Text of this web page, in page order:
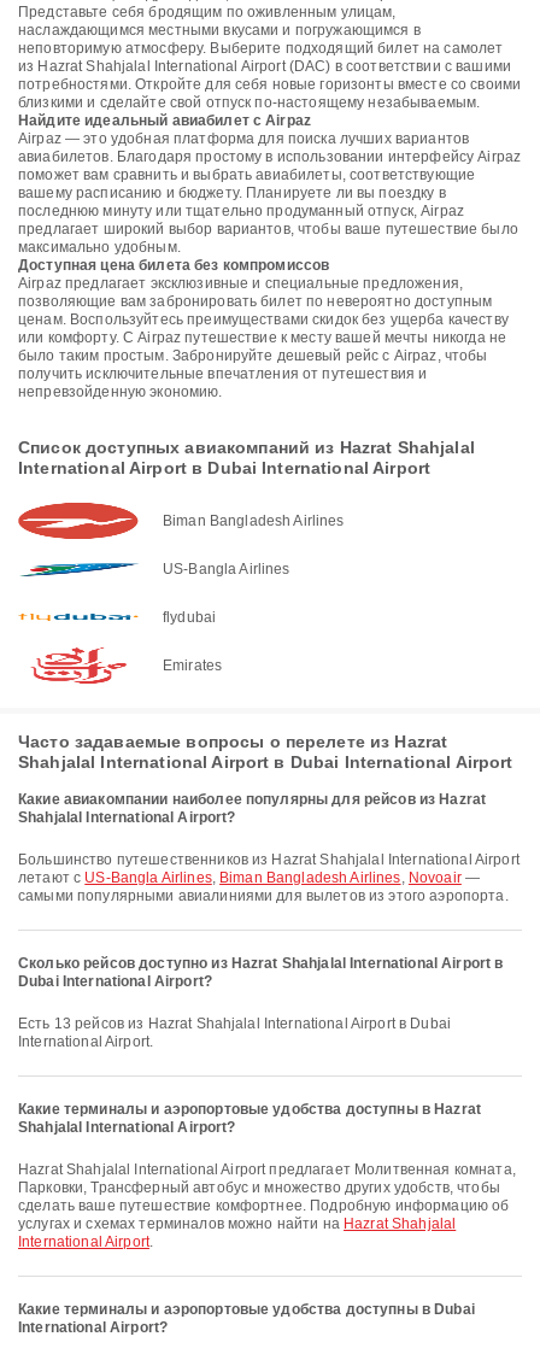
Представьте себя бродящим по оживленным улицам,
наслаждающимся местными вкусами и погружающимся в
неповторимую атмосферу. Выберите подходящий билет на самолет
из Hazrat Shahjalal International Airport (DAC) в соответствии с вашими
потребностями. Откройте для себя новые горизонты вместе со своими
близкими и сделайте свой отпуск по-настоящему незабываемым.
Найдите идеальный авиабилет с Airpaz
Airpaz — это удобная платформа для поиска лучших вариантов
авиабилетов. Благодаря простому в использовании интерфейсу Airpaz
поможет вам сравнить и выбрать авиабилеты, соответствующие
вашему расписанию и бюджету. Планируете ли вы поездку в
последнюю минуту или тщательно продуманный отпуск, Airpaz
предлагает широкий выбор вариантов, чтобы ваше путешествие было
максимально удобным.
Доступная цена билета без компромиссов
Airpaz предлагает эксклюзивные и специальные предложения,
позволяющие вам забронировать билет по невероятно доступным
ценам. Воспользуйтесь преимуществами скидок без ущерба качеству
или комфорту. С Airpaz путешествие к месту вашей мечты никогда не
было таким простым. Забронируйте дешевый рейс с Airpaz, чтобы
получить исключительные впечатления от путешествия и
непревзойденную экономию.
Список доступных авиакомпаний из Hazrat Shahjalal
International Airport в Dubai International Airport
Biman Bangladesh Airlines
US-Bangla Airlines
flydubai
Emirates
Часто задаваемые вопросы о перелете из Hazrat
Shahjalal International Airport в Dubai International Airport
Какие авиакомпании наиболее популярны для рейсов из Hazrat
Shahjalal International Airport?
Большинство путешественников из Hazrat Shahjalal International Airport
летают с US-Bangla Airlines, Biman Bangladesh Airlines, Novoair—
самыми популярными авиалиниями для вылетов из этого аэропорта.
Сколько рейсов доступно из Hazrat Shahjalal International Airport в
Dubai International Airport?
Есть 13 рейсов из Hazrat Shahjalal International Airport в Dubai
International Airport.
Какие терминалы и аэропортовые удобства доступны в Hazrat
Shahjalal International Airport?
Hazrat Shahjalal International Airport предлагает Молитвенная комната,
Парковки, Трансферный автобус и множество других удобств, чтобы
сделать ваше путешествие комфортнее. Подробную информацию об
услугах и схемах терминалов можно найти на Hazrat Shahjalal
International Airport.
Какие терминалы и аэропортовые удобства доступны в Dubai
International Airport?